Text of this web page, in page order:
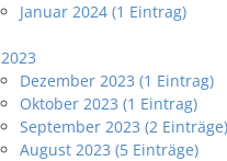
Januar 2024 (1 Eintrag)
2023
Dezember 2023 (1 Eintrag)
Oktober 2023 (1 Eintrag)
September 2023 (2 Einträge)
August 2023 (5 Einträge)